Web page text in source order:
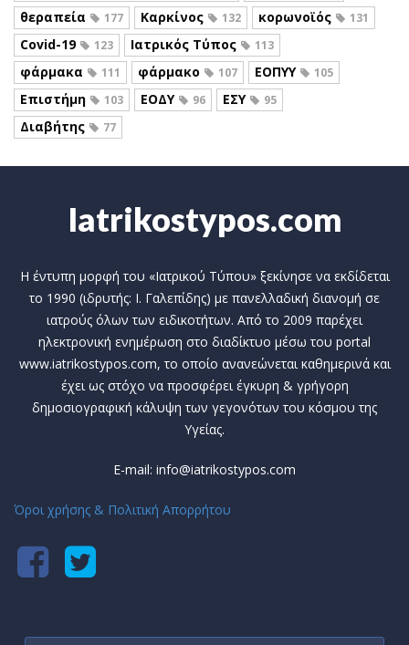
θεραπεία 177 Καρκίνος 132 κορωνοϊός 131
Covid-19 123 Ιατρικός Τύπος 113
φάρμακα 111 φάρμακο 107 ΕΟΠΥΥ 105
Επιστήμη 103 ΕΟΔΥ 96 ΕΣΥ 95
Διαβήτης 77
Iatrikostypos.com
Η έντυπη μορφή του «Ιατρικού Τύπου» ξεκίνησε να εκδίδεται
το 1990 (ιδρυτής: Ι. Γαλεπίδης) με πανελλαδική διανομή σε
ιατρούς όλων των ειδικοτήτων. Από το 2009 παρέχει
ηλεκτρονική ενημέρωση στο διαδίκτυο μέσω του portal
www.iatrikostypos.com, το οποίο ανανεώνεται καθημερινά και
έχει ως στόχο να προσφέρει έγκυρη & γρήγορη
δημοσιογραφική κάλυψη των γεγονότων του κόσμου της
Υγείας.
E-mail: info@iatrikostypos.com
Όροι χρήσης & Πολιτική Απορρήτου